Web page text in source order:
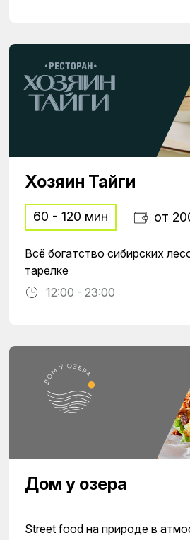
Хозяин Тайги
60 - 120 мин от
Всё богатство сибирских
тарелке
12:00 - 23:00
Дом у озера
Street food на природе в